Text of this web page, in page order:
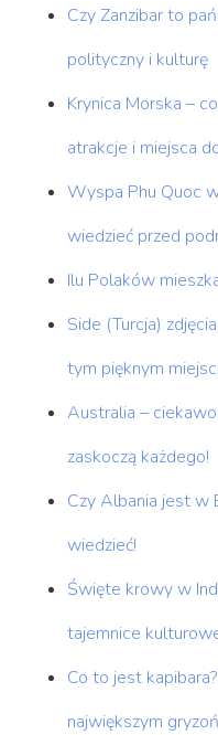
Czy Zanzibar to
polityczny i kulturę
Krynica Morska –
atrakcje i miejsca
Wyspa Phu Quoc
wiedzieć przed
Ilu Polaków
Side (Turcja)
tym pięknym
Australia –
zaskoczą każdego!
Czy Albania jest w
wiedzieć!
Święte krowy w
tajemnice
Co to jest
największym